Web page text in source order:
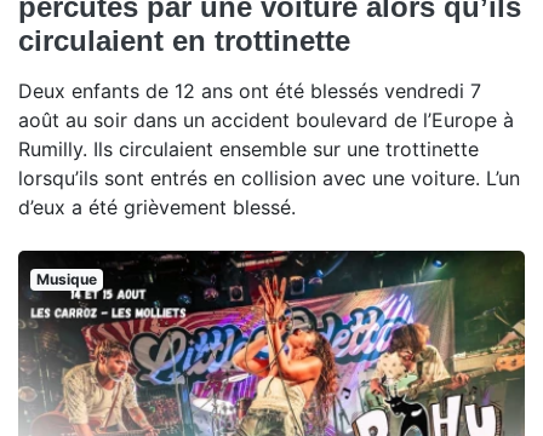
percutés par une voiture alors qu’ils
circulaient en trottinette
Deux enfants de 12 ans ont été blessés vendredi 7
août au soir dans un accident boulevard de l’Europe à
Rumilly. Ils circulaient ensemble sur une trottinette
lorsqu’ils sont entrés en collision avec une voiture. L’un
d’eux a été grièvement blessé.
Musique